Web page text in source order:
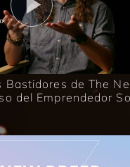
Bastidores de The
del Emprendedor